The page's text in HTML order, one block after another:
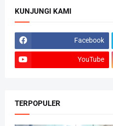
KUNJUNGI KAMI
Facebook
YouTube
TERPOPULER